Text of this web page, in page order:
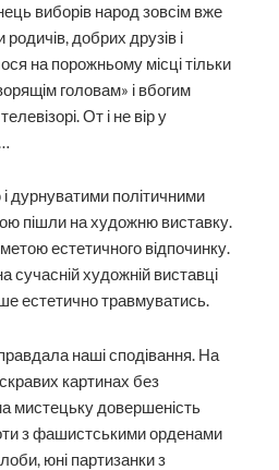
виборів народ зовсім вже
родичів, добрих друзів і
на порожньому місці тільки
головам» і вбогим
От і не вір у
дурнуватими політичними
пішли на художню виставку.
естетичного відпочинку.
сучасній художній виставці
естетично травмуватись.
наші сподівання. На
картинах без
мистецьку довершеність
з фашистськими орденами
юні партизанки з